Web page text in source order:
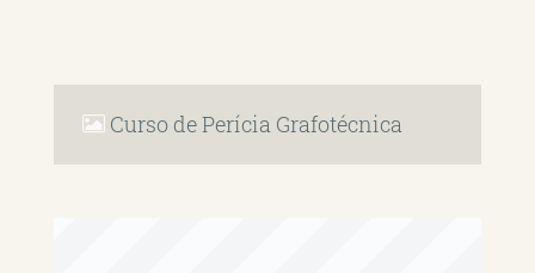
Curso de Perícia Grafotécnica